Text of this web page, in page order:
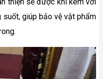
giúp bảo vệ vật phẩm